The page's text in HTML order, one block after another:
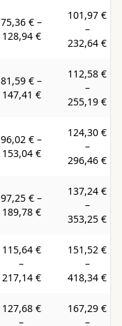
75,36 € –
128,94 €
101,97 €
–
232,64 €
81,59 € –
147,41 €
112,58 €
–
255,19 €
96,02 € –
153,04 €
124,30 €
–
296,46 €
97,25 € –
189,78 €
137,24 €
–
353,25 €
115,64 €
–
217,14 €
151,52 €
–
418,34 €
127,68 €
–
167,29 €
–